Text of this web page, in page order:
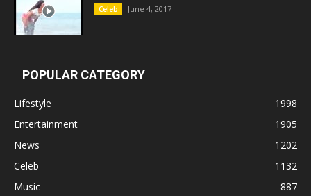
Celeb June 4, 2017
POPULAR CATEGORY
Lifestyle
1998
Entertainment
1905
News
1202
Celeb
1132
Music
887